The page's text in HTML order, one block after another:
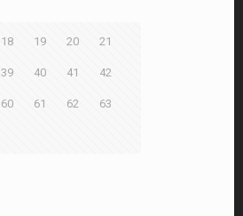
18 19 20 21
39 40 41 42
60 61 62 63